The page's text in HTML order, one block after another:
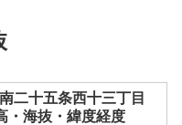
二十五条西十三丁目
・海抜・緯度経度